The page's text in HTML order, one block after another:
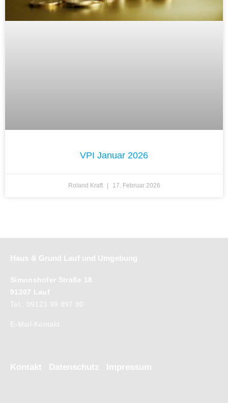
VPI Januar 2026
Roland Kraft 17. Februar 2026
Haus & Grund Lauf und Umgebung
Simonshofer Straße 18
91207 Lauf
Tel.: 09123 99 897 80
E-Mail-Kontakt
Kontakt Datenschutz Impressum